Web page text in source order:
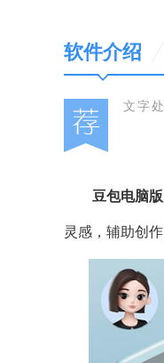
软件介绍
文字
豆包电脑版
灵感，辅助创